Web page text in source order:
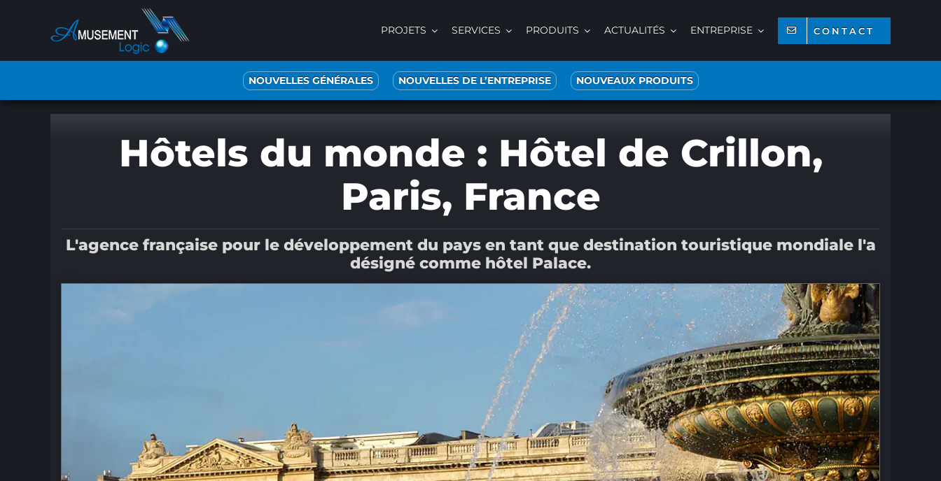
contenu
PROJETS SERVICES PRODUITS ACTUALITÉS ENTREPRISE CONTACT
NOUVELLES GÉNÉRALES NOUVELLES DE L’ENTREPRISE NOUVEAUX PRODUITS
Hôtels du monde : Hôtel de Crillon,
Paris, France
L'agence française pour le développement du pays en tant que destination touristique mondiale l'a
désigné comme hôtel Palace.